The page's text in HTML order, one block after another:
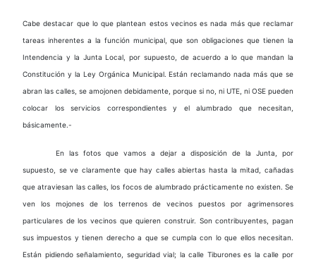
Cabe destacar que lo que plantean estos vecinos es nada más que reclamar
tareas inherentes a la función municipal, que son obligaciones que tienen la
Intendencia y la Junta Local, por supuesto, de acuerdo a lo que mandan la
Constitución y la Ley Orgánica Municipal. Están reclamando nada más que se
abran las calles, se amojonen debidamente, porque si no, ni UTE, ni OSE pueden
colocar los servicios correspondientes y el alumbrado que necesitan,
básicamente.-
En las fotos que vamos a dejar a disposición de la Junta, por
supuesto, se ve claramente que hay calles abiertas hasta la mitad, cañadas
que atraviesan las calles, los focos de alumbrado prácticamente no existen. Se
ven los mojones de los terrenos de vecinos puestos por agrimensores
particulares de los vecinos que quieren construir. Son contribuyentes, pagan
sus impuestos y tienen derecho a que se cumpla con lo que ellos necesitan.
Están pidiendo señalamiento, seguridad vial; la calle Tiburones es la calle por